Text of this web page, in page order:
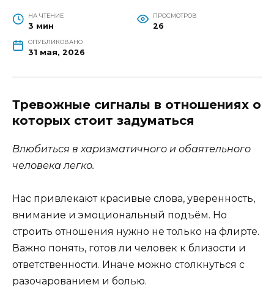
НА ЧТЕНИЕ
3 мин
ПРОСМОТРОВ
26
ОПУБЛИКОВАНО
31 мая, 2026
Тревожные сигналы в отношениях о
которых стоит задуматься
Влюбиться в харизматичного и обаятельного
человека легко.
Нас привлекают красивые слова, уверенность,
внимание и эмоциональный подъём. Но
строить отношения нужно не только на флирте.
Важно понять, готов ли человек к близости и
ответственности. Иначе можно столкнуться с
разочарованием и болью.